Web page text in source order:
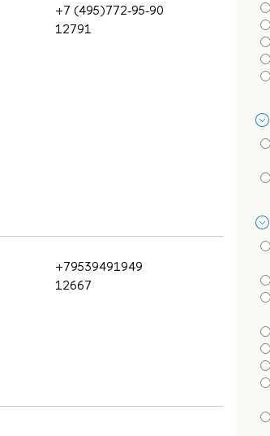
+7 (495)772-95-90
12791
+79539491949
12667